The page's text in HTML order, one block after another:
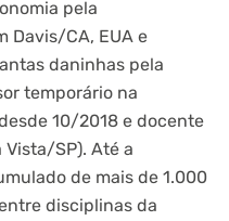
pela
Davis/CA, EUA e
daninhas pela
temporário na
10/2018 e docente
Vista/SP). Até a
de mais de 1.000
disciplinas da